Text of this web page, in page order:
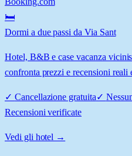
🛏️
Dormi a due passi da Via Sant
Hotel, B&B e case vacanza
confronta prezzi e recensioni reali
✓ Cancellazione gratuita✓
Recensioni verificate
Vedi gli hotel →